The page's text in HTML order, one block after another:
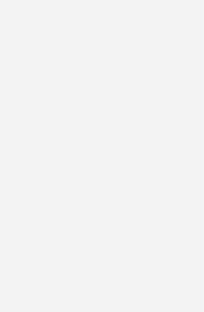
Bereitstellung von
von der
Gewerbebetriebe
Entwicklung kleiner
bis hin zur
solar
bleiben Sie